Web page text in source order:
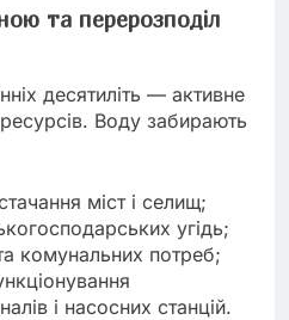
та перерозподіл
десятиліть — активне
Воду забирають
міст і селищ;
угідь;
комунальних потреб;
і насосних станцій.